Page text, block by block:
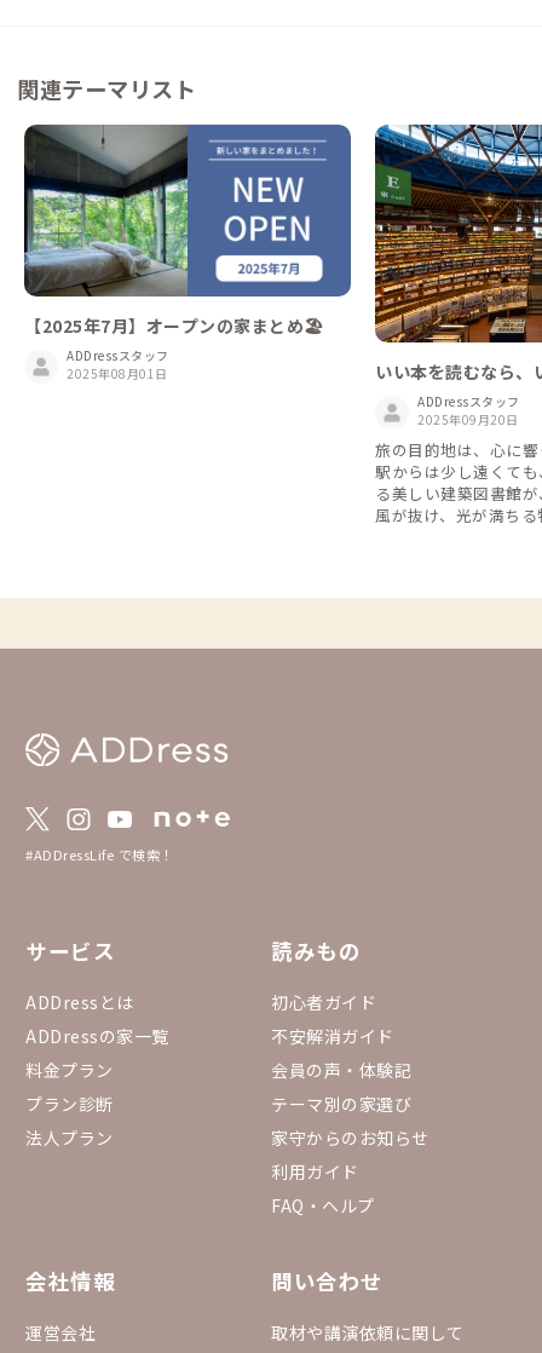
関連テーマリスト
【2025年7月】オープンの家まとめ🏖️
ADDressスタッフ
2025年08月01日
いい本を読むなら、
美しい図書館まとめ
ADDressスタッフ
2025年09月20日
旅の目的地は、心に
駅からは少し遠くて
る美しい建築図書館
風が抜け、光が満ち
#ADDressLife で検索！
サービス
ADDressとは
ADDressの家一覧
料金プラン
プラン診断
法人プラン
読みもの
初心者ガイド
不安解消ガイド
会員の声・体験記
テーマ別の家選び
家守からのお知らせ
利用ガイド
FAQ・ヘルプ
会社情報
運営会社
問い合わせ
取材や講演依頼に関して